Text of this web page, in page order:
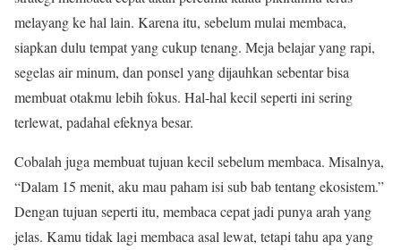
melayang ke hal lain. Karena itu, sebelum mulai membaca,
siapkan dulu tempat yang cukup tenang. Meja belajar yang rapi,
segelas air minum, dan ponsel yang dijauhkan sebentar bisa
membuat otakmu lebih fokus. Hal-hal kecil seperti ini sering
terlewat, padahal efeknya besar.
Cobalah juga membuat tujuan kecil sebelum membaca. Misalnya,
“Dalam 15 menit, aku mau paham isi sub bab tentang ekosistem.”
Dengan tujuan seperti itu, membaca cepat jadi punya arah yang
jelas. Kamu tidak lagi membaca asal lewat, tetapi tahu apa yang